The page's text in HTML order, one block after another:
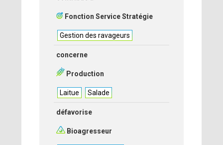
Fonction Service Stratégie
Gestion des ravageurs
concerne
Production
Laitue Salade
défavorise
Bioagresseur